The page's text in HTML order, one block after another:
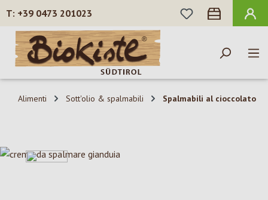
Passa al contenuto principale
+39 0473 201023
HAI 0 ARTICOLI
Alimenti Sott'olio & spalmabili Spalmabili al cioccolato
Salta la galleria di immagini